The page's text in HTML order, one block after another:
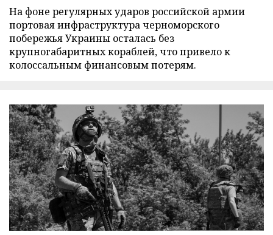
На фоне регулярных ударов российской армии
портовая инфраструктура черноморского
побережья Украины осталась без
крупногабаритных кораблей, что привело к
колоссальным финансовым потерям.